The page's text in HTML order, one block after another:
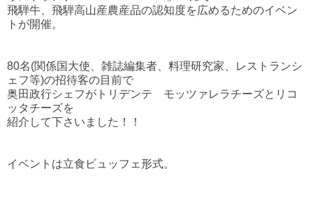
飛騨牛、飛騨高山産農産品の認知度を広めるためのイベン
トが開催。
80名(関係国大使、雑誌編集者、料理研究家、レストランシ
ェフ等)の招待客の目前で
奥田政行シェフがトリデンテ モッツァレラチーズとリコ
ッタチーズを
紹介して下さいました！！
イベントは立食ビュッフェ形式。